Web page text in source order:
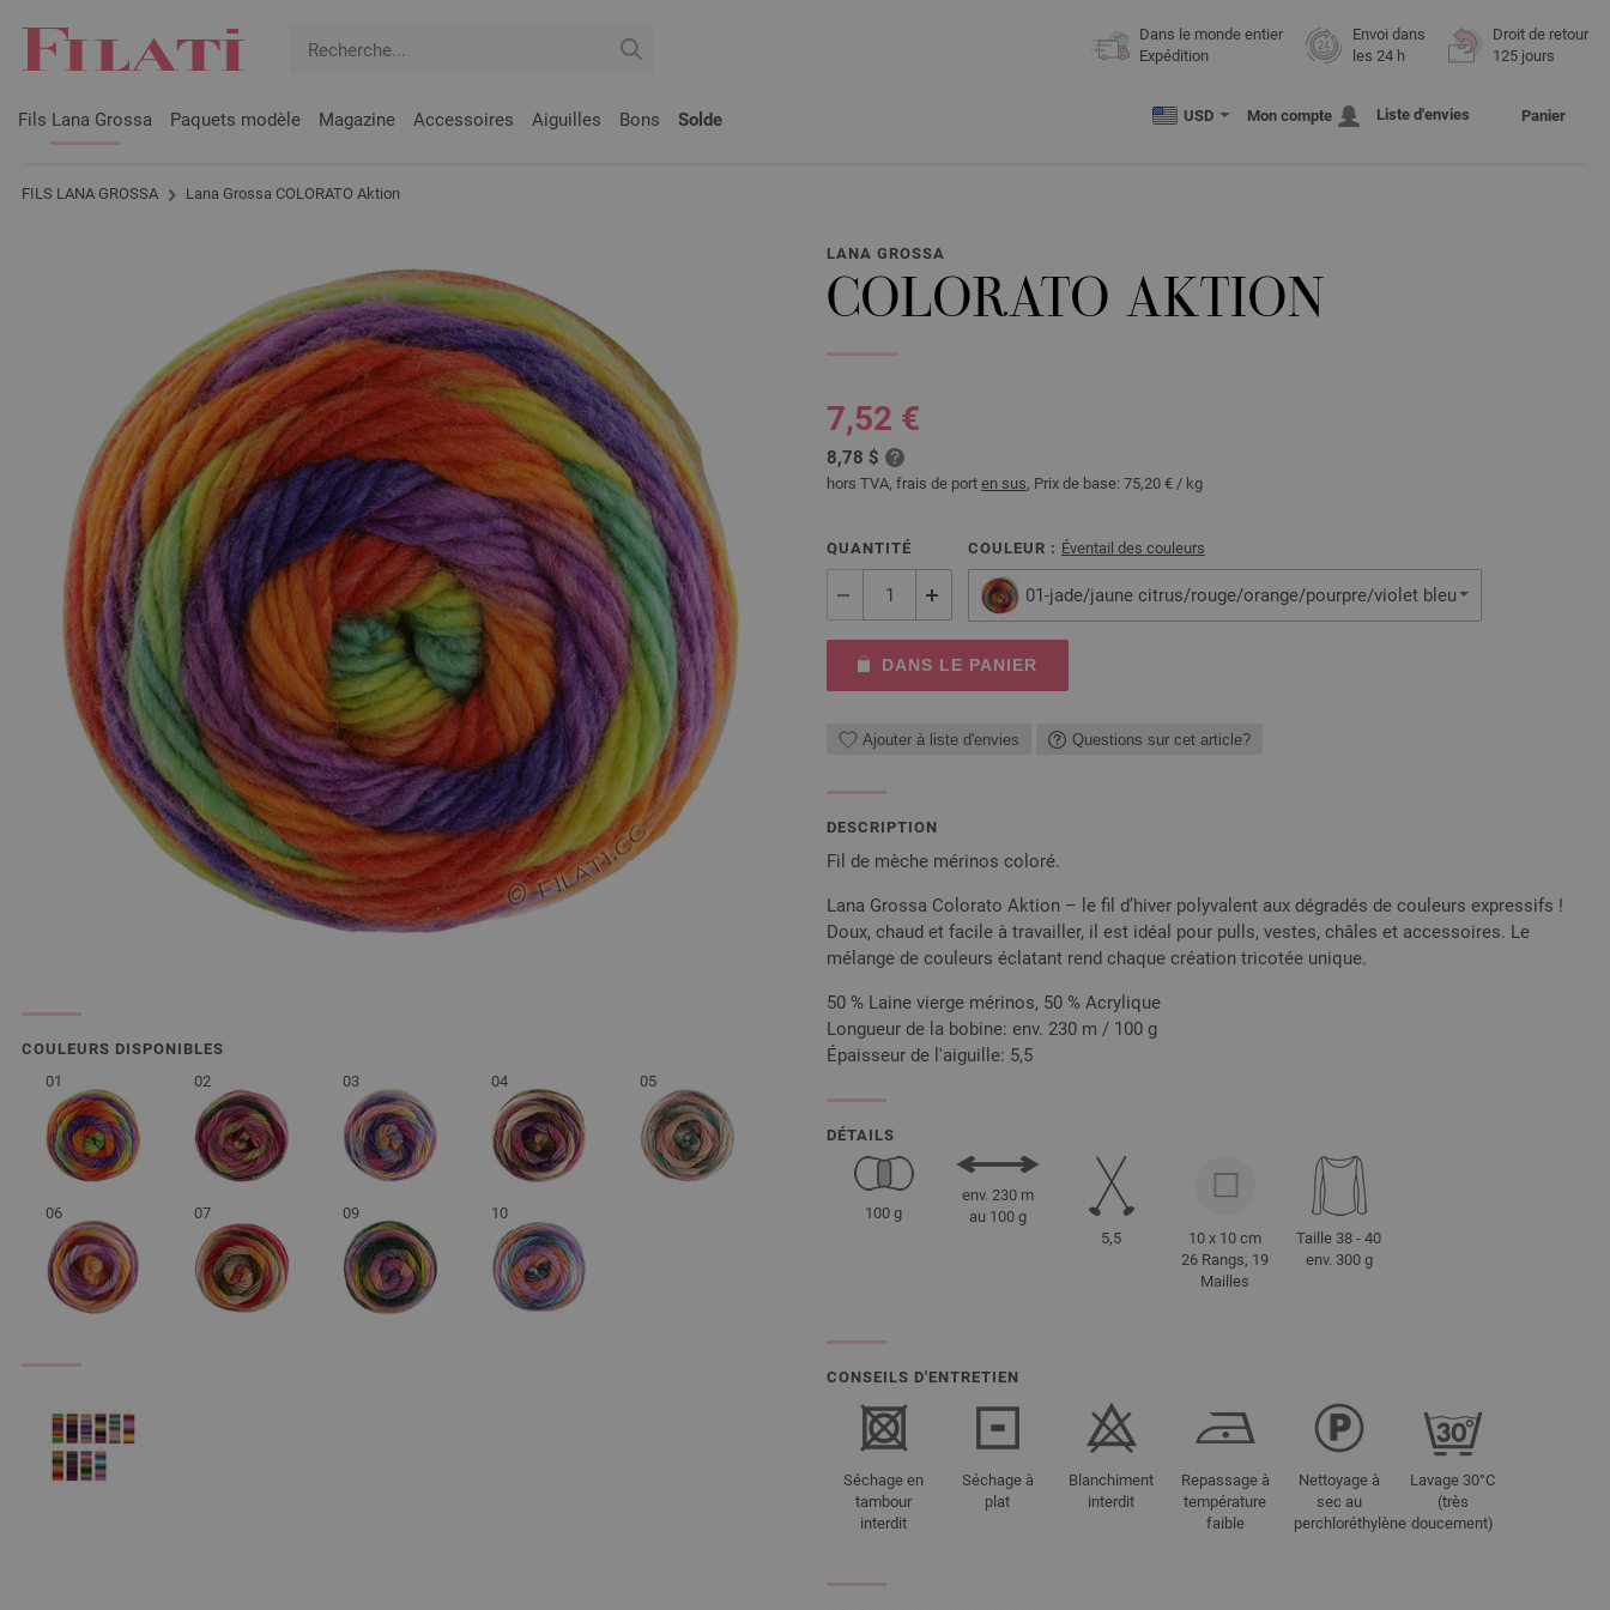
Dans le monde entier
Expédition
Envoi dans
les 24 h
Droit de retour
125 jours
Fils Lana Grossa Paquets modèle Magazine Accessoires Aiguilles Bons Solde USD Mon compte Liste d'envies Panier
FILS LANA GROSSA Lana Grossa COLORATO Aktion
COULEURS DISPONIBLES
01
02 03 04 05
06 07 09 10
LANA GROSSA
COLORATO AKTION
7,52 €
8,78 $
hors TVA, frais de port en sus, Prix de base: 75,20 € / kg
QUANTITÉ COULEUR : Éventail des couleurs
01-jade/jaune citrus/rouge/orange/pourpre/violet bleu
DANS LE PANIER
Ajouter à liste d'envies Questions sur cet article?
DESCRIPTION
Fil de mèche mérinos coloré.
Lana Grossa Colorato Aktion – le fil d’hiver polyvalent aux dégradés de couleurs expressifs !
Doux, chaud et facile à travailler, il est idéal pour pulls, vestes, châles et accessoires. Le
mélange de couleurs éclatant rend chaque création tricotée unique.
50 % Laine vierge mérinos, 50 % Acrylique
Longueur de la bobine: env. 230 m / 100 g
Épaisseur de l'aiguille: 5,5
DÉTAILS
100 g
env. 230 m
au 100 g
5,5
10 x 10 cm
26 Rangs, 19
Mailles
Taille 38 - 40
env. 300 g
CONSEILS D'ENTRETIEN
Séchage en
tambour
interdit
Séchage à
plat
Blanchiment
interdit
Repassage à
température
faible
Nettoyage à
sec au
perchloréthylène
Lavage 30°C
(très
doucement)